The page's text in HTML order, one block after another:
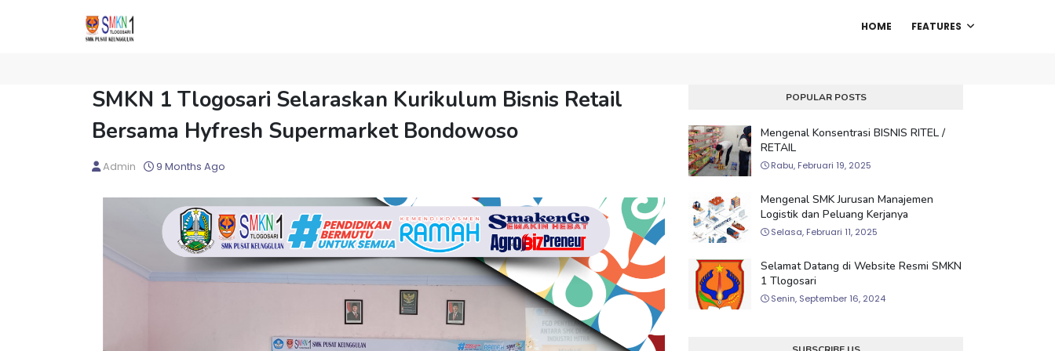
HOME FEATURES
SMKN 1 Tlogosari Selaraskan Kurikulum Bisnis Retail
Bersama Hyfresh Supermarket Bondowoso
Admin 9 Months Ago
POPULAR POSTS
Mengenal Konsentrasi BISNIS RITEL /
RETAIL
Rabu, Februari 19, 2025
Mengenal SMK Jurusan Manajemen
Logistik dan Peluang Kerjanya
Selasa, Februari 11, 2025
Selamat Datang di Website Resmi SMKN
1 Tlogosari
Senin, September 16, 2024